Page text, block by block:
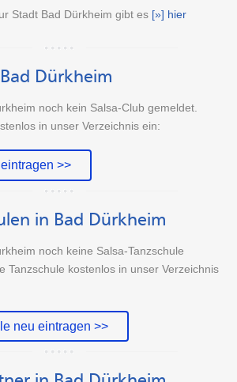
Stadt Bad Dürkheim gibt es [»] hier
Dürkheim
noch kein Salsa-Club gemeldet.
in unser Verzeichnis ein:
>>
in Bad Dürkheim
noch keine Salsa-Tanzschule
Tanzschule kostenlos in unser Verzeichnis
neu eintragen >>